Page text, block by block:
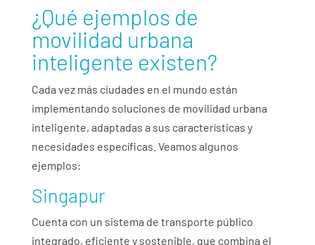
¿Qué ejemplos de
movilidad urbana
inteligente existen?
Cada vez más ciudades en el mundo están
implementando soluciones de movilidad urbana
inteligente, adaptadas a sus características y
necesidades específicas. Veamos algunos
ejemplos:
Singapur
Cuenta con un sistema de transporte público
integrado, eficiente y sostenible, que combina el